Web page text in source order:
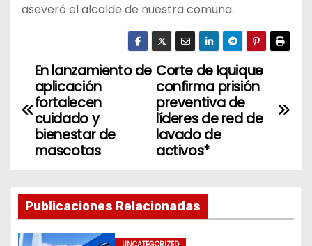
aseveró el alcalde de nuestra comuna.
N
a
g
a
Corte de Iquique
confirma prisión
preventiva de
líderes de red de
lavado de
activos*
En lanzamiento de
aplicación
fortalecen
cuidado y
bienestar de
mascotas
Publicaciones Relacionadas
UNCATEGORIZED